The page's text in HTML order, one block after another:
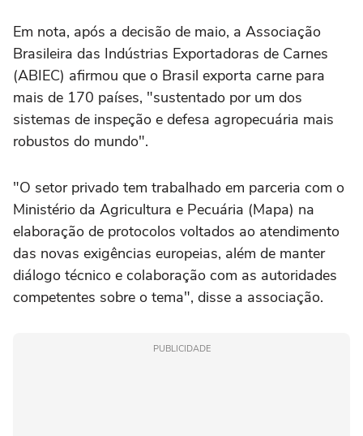
Em nota, após a decisão de maio, a Associação
Brasileira das Indústrias Exportadoras de Carnes
(ABIEC) afirmou que o Brasil exporta carne para
mais de 170 países, "sustentado por um dos
sistemas de inspeção e defesa agropecuária mais
robustos do mundo".
"O setor privado tem trabalhado em parceria com o
Ministério da Agricultura e Pecuária (Mapa) na
elaboração de protocolos voltados ao atendimento
das novas exigências europeias, além de manter
diálogo técnico e colaboração com as autoridades
competentes sobre o tema", disse a associação.
PUBLICIDADE